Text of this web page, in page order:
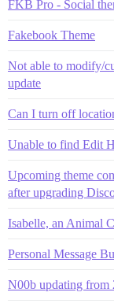
FKB Pro - Social
Fakebook Theme
Not able to modify/
update
Can I turn off
Unable to find Edit
Upcoming theme
after upgrading
Isabelle, an Animal
Personal Message
N00b updating from